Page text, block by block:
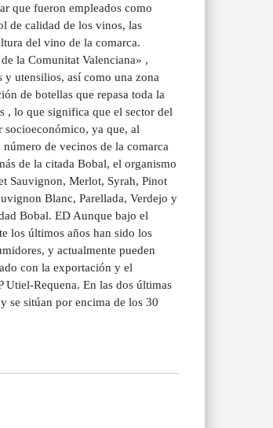
que fueron empleados como
de calidad de los vinos, las
del vino de la comarca.
la Comunitat Valenciana» ,
y utensilios, así como una zona
de botellas que repasa toda la
, lo que significa que el sector del
ya que, al
de vecinos de la comarca
de la citada Bobal, el organismo
Sauvignon, Merlot, Syrah, Pinot
Blanc, Parellada, Verdejo y
Bobal. ED Aunque bajo el
los últimos años han sido los
y actualmente pueden
con la exportación y el
Utiel-Requena. En las dos últimas
se sitúan por encima de los 30